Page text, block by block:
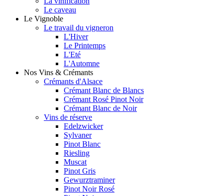
Le caveau
Le Vignoble
Le travail du vigneron
L'Hiver
Le Printemps
L'Eté
L'Automne
Nos Vins & Crémants
Crémants d'Alsace
Crémant Blanc de Blancs
Crémant Rosé Pinot Noir
Crémant Blanc de Noir
Vins de réserve
Edelzwicker
Sylvaner
Pinot Blanc
Riesling
Muscat
Pinot Gris
Gewurztraminer
Pinot Noir Rosé